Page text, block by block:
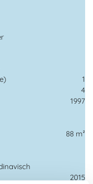
1
4
1997
88 m²
2015